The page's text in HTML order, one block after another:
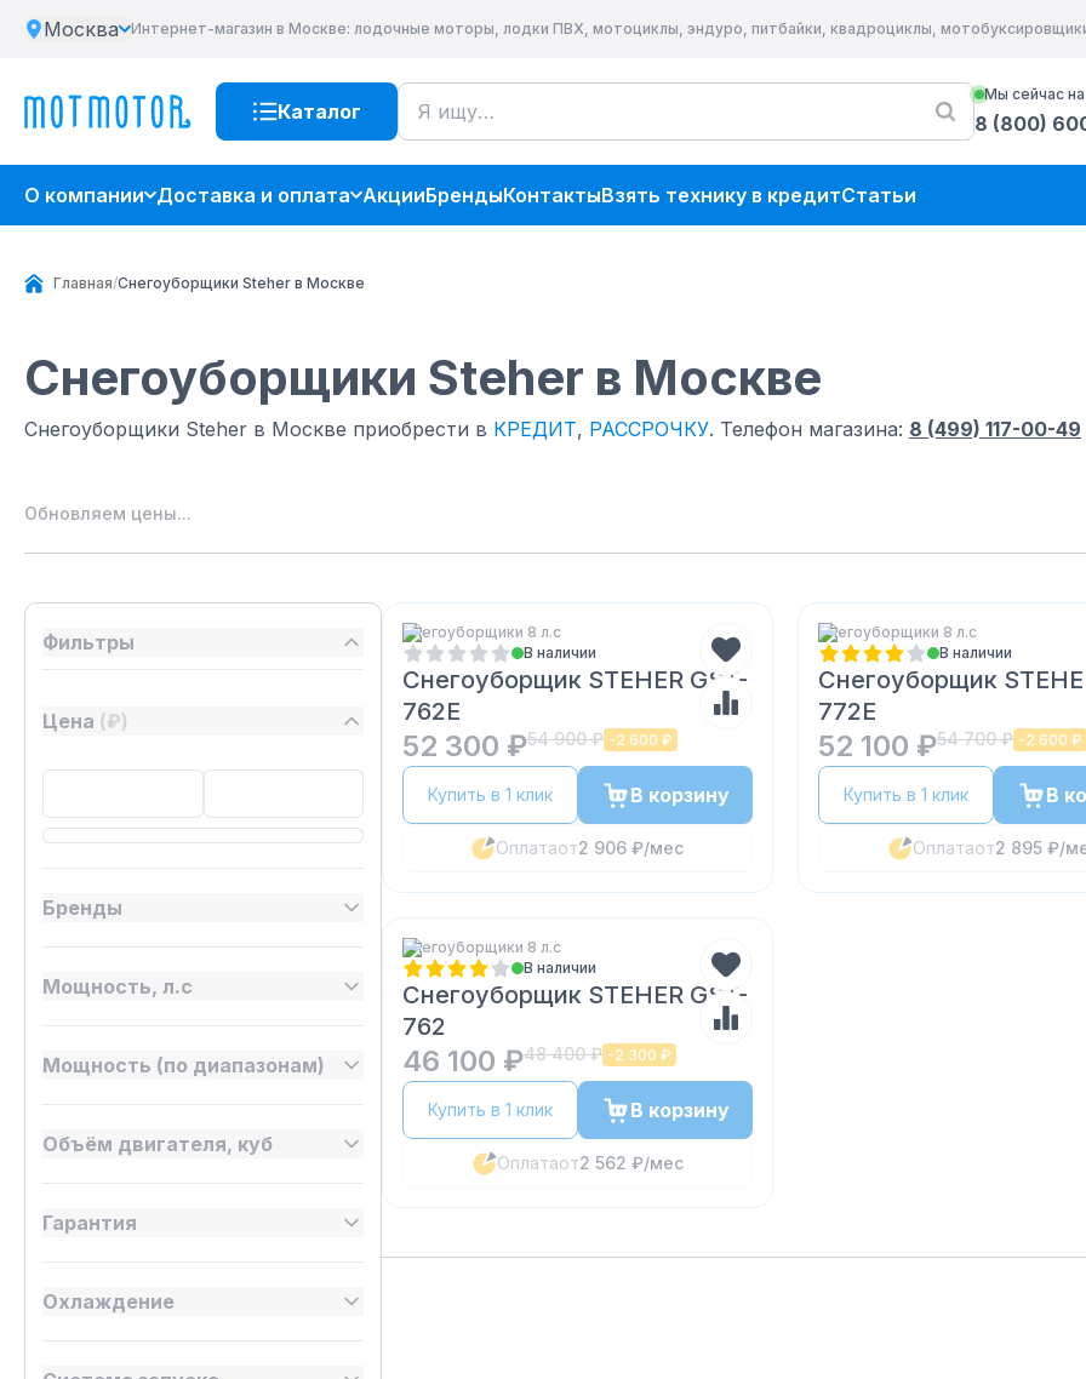
Москва Интернет-магазин в Москве: лодочные моторы, лодки ПВХ, мотоциклы, эндуро, питбайки, квадроциклы,
Каталог
Мы сейчас на
8 (800)
О компании Доставка и оплата АкцииБрендыКонтактыВзять технику в кредитСтатьи
Главная/Снегоуборщики Steher в Москве
Снегоуборщики Steher в Москве
Снегоуборщики Steher в Москве приобрести в КРЕДИТ, РАССРОЧКУ. Телефон магазина: 8 (499) 117-00-49
Обновляем цены...
Фильтры
Цена (₽)
Бренды
Мощность, л.с
Мощность (по диапазонам)
Объём двигателя, куб
Гарантия
Охлаждение
Снегоуборщики 8 л.с
В наличии
Снегоуборщик STEHER GST-
762E
52 300 ₽54 900 ₽ -2 600 ₽
Купить в 1 клик В корзину
Оплатаот2 906 ₽/мес
Снегоуборщики 8 л.с
В наличии
Снегоуборщик
772E
52 100 ₽54 700 ₽ -2 600 ₽
Купить в 1 клик В
Оплатаот2 895 ₽/
Снегоуборщики 8 л.с
В наличии
Снегоуборщик STEHER GST-
762
46 100 ₽48 400 ₽ -2 300 ₽
Купить в 1 клик В корзину
Оплатаот2 562 ₽/мес